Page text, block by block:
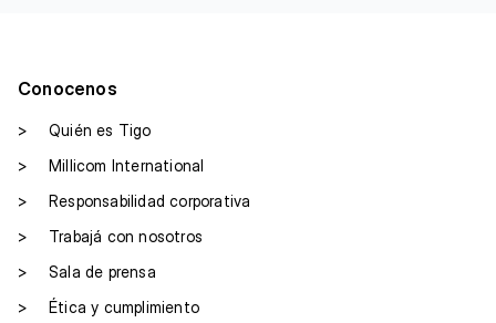
Conocenos
>
Quién es Tigo
>
Millicom International
>
Responsabilidad corporativa
>
Trabajá con nosotros
>
Sala de prensa
>
Ética y cumplimiento